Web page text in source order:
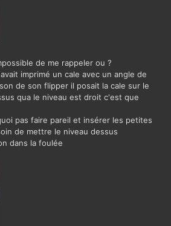
de me rappeler ou ?
imprimé un cale avec un angle de
de son flipper il posait la cale sur le
qua le niveau est droit c'est que
pas faire pareil et insérer les petites
de mettre le niveau dessus
dans la foulée